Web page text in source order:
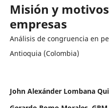
Misión y
empresas
Análisis de congruencia en
Antioquia (Colombia)
John Alexánder Lombana